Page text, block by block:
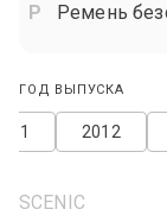
Ремень
ГОД ВЫПУСКА
2012
SCENIC